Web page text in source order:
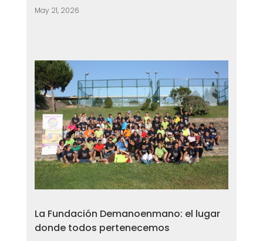
May 21, 2026
La Fundación Demanoenmano: el lugar
donde todos pertenecemos